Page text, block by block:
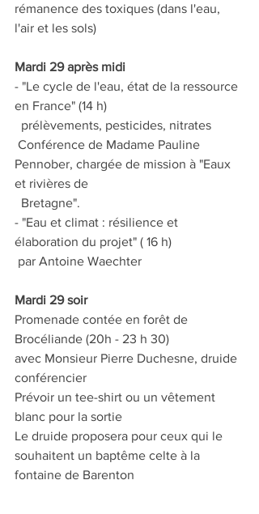
rémanence des toxiques (dans l'eau,
l'air et les sols)
Mardi 29 après midi
- "Le cycle de l'eau, état de la ressource
en France" (14 h)
  prélèvements, pesticides, nitrates
Pennober, chargée de mission à "Eaux
et rivières de
  Bretagne".
- "Eau et climat : résilience et
élaboration du projet" ( 16 h)
par Antoine Waechter
Mardi 29 soir
Promenade contée en forêt de
Brocéliande (20h - 23 h 30)
avec Monsieur Pierre Duchesne, druide
conférencier
Prévoir un tee-shirt ou un vêtement
blanc pour la sortie
Le druide proposera pour ceux qui le
souhaitent un baptême celte à la
fontaine de Barenton